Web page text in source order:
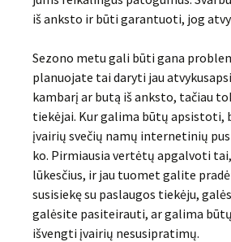
iš anksto ir būti garantuoti, jog
Sezono metu gali būti gana
planuojate tai daryti jau
kambarį ar butą iš anksto, tačiau
tiekėjai. Kur galima būtų apsistoti,
įvairių svečių namų internetinių
ko. Pirmiausia vertėtų apgalvoti
lūkesčius, ir jau tuomet galite
susisiekę su paslaugos tiekėju,
galėsite pasiteirauti, ar galima
išvengti įvairių nesusipratimų.